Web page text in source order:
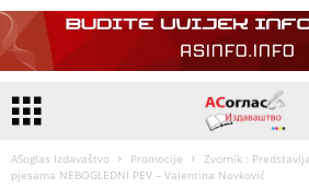
ASoglas Izdavaštvo Promocije
Zvornik :
pjesama NEBOGLEDNI PEV – Valentina Novković